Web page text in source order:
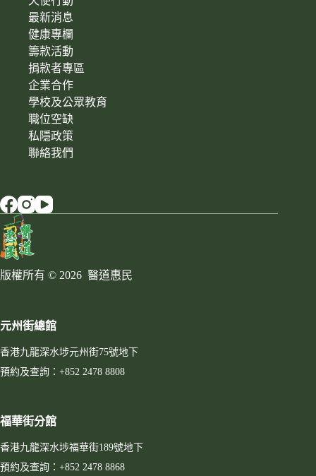
最新消息
健康專欄
籌款活動
捐款者專區
企業合作
學校及公眾教育
職位空缺
私隱政策
聯絡我們
版權所有 © 2026 醫道惠民
元州街總館
香港九龍深水埗元州街75號地下
預約及查詢：+852 2478 8808
福華街分館
香港九龍深水埗福華街189號地下
預約及查詢：+852 2478 8868